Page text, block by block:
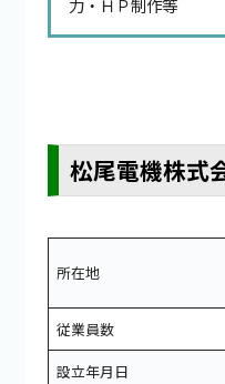
松尾電機株式
所在地
従業員数
設立年月日